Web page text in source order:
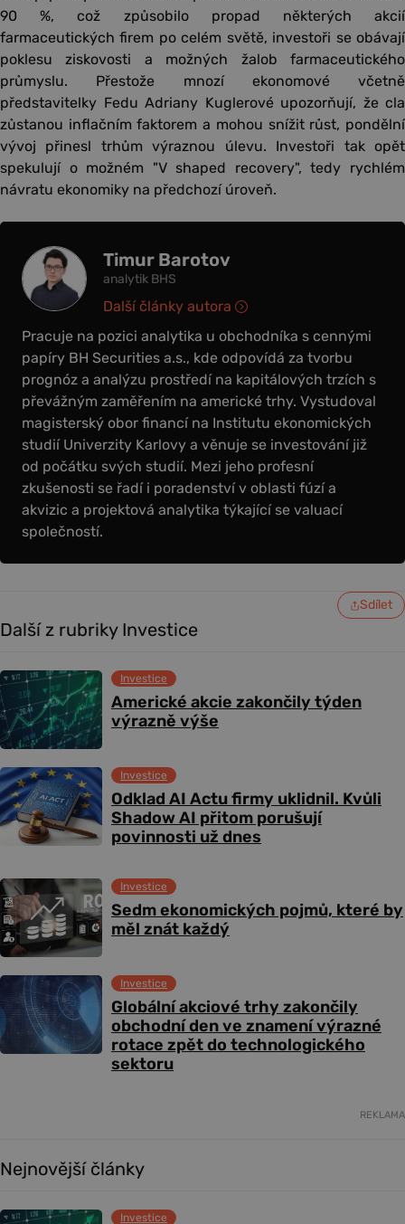
90 %, což způsobilo propad některých akcií
farmaceutických firem po celém světě, investoři se obávají
poklesu ziskovosti a možných žalob farmaceutického
průmyslu. Přestože mnozí ekonomové včetně
představitelky Fedu Adriany Kuglerové upozorňují, že cla
zůstanou inflačním faktorem a mohou snížit růst, pondělní
vývoj přinesl trhům výraznou úlevu. Investoři tak opět
spekulují o možném "V shaped recovery", tedy rychlém
návratu ekonomiky na předchozí úroveň.
Timur Barotov
analytik BHS
Pracuje na pozici analytika u obchodníka s cennými
papíry BH Securities a.s., kde odpovídá za tvorbu
prognóz a analýzu prostředí na kapitálových trzích s
převážným zaměřením na americké trhy. Vystudoval
magisterský obor financí na Institutu ekonomických
studií Univerzity Karlovy a věnuje se investování již
od počátku svých studií. Mezi jeho profesní
zkušenosti se řadí i poradenství v oblasti fúzí a
akvizic a projektová analytika týkající se valuací
společností.
Další články autora
Sdílet
Další z rubriky Investice
Americké akcie zakončily týden
výrazně výše
Investice
Odklad AI Actu firmy uklidnil. Kvůli
Shadow AI přitom porušují
povinnosti už dnes
Investice
Sedm ekonomických pojmů, které by
měl znát každý
Investice
Globální akciové trhy zakončily
obchodní den ve znamení výrazné
rotace zpět do technologického
sektoru
Investice
REKLAMA
Nejnovější články
Investice